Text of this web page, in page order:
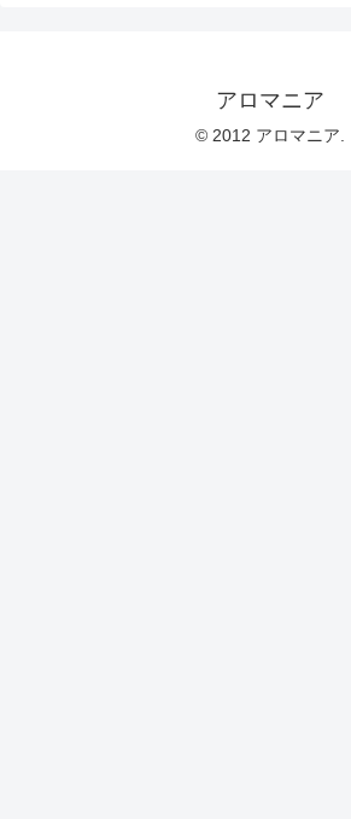
アロマニア
© 2012 アロマニア.